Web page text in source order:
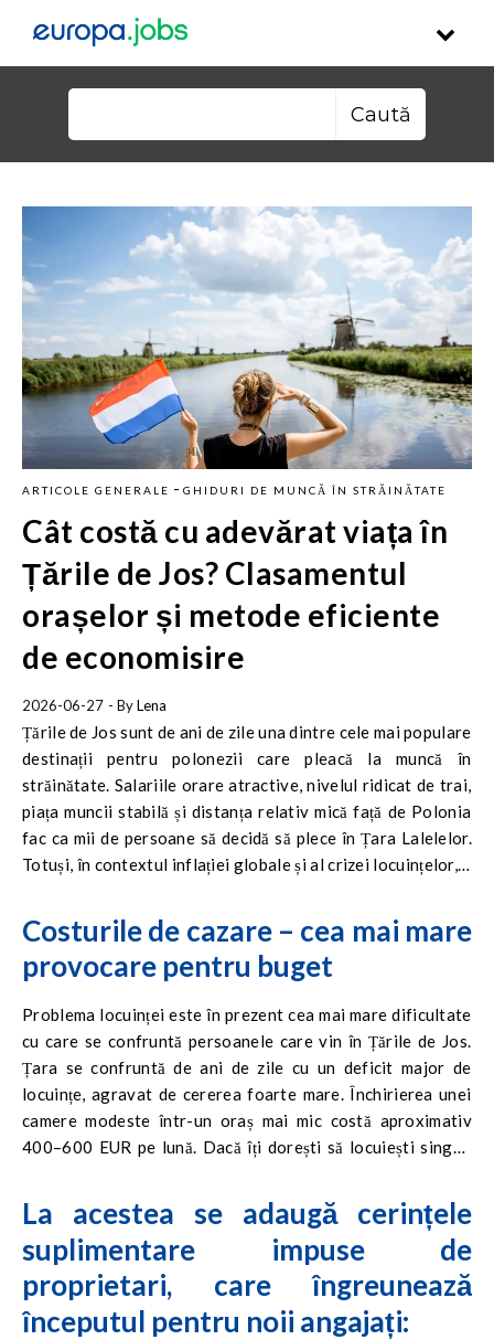
ARTICOLE GENERALE - GHIDURI DE MUNCĂ ÎN STRĂINĂTATE
Cât costă cu adevărat viața în
Țările de Jos? Clasamentul
orașelor și metode eficiente
de economisire
2026-06-27 - ByLena
Țările de Jos sunt de ani de zile una dintre cele mai populare
destinații pentru polonezii care pleacă la muncă în
străinătate. Salariile orare atractive, nivelul ridicat de trai,
piața muncii stabilă și distanța relativ mică față de Polonia
fac ca mii de persoane să decidă să plece în Țara Lalelelor.
Totuși, în contextul inflației globale și al crizei locuințelor, o
zi în această țară? Salariile mari mai permit încă
economisirea unor sume considerabile? Pentru a planifica
bine plecarea, trebuie analizate cu atenție cheltuielile reale.
Costurile de cazare – cea mai mare
provocare pentru buget
Problema locuinței este în prezent cea mai mare dificultate
cu care se confruntă persoanele care vin în Țările de Jos.
Țara se confruntă de ani de zile cu un deficit major de
locuințe, agravat de cererea foarte mare. Închirierea unei
camere modeste într-un oraș mai mic costă aproximativ
400–600 EUR pe lună. Dacă îți dorești să locuiești singur,
trebuie să fii pregătit pentru o cheltuială de aproximativ
1000–1800 EUR pe lună, fără utilități.
La acestea se adaugă cerințele
suplimentare impuse de
proprietari, care îngreunează
începutul pentru noii angajați: